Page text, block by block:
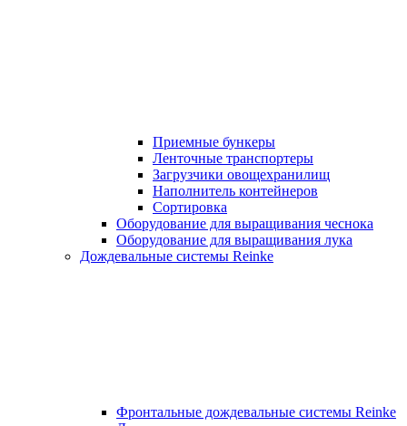
Приемные бункеры
Ленточные транспортеры
Загрузчики овощехранилищ
Наполнитель контейнеров
Сортировка
Оборудование для выращивания чеснока
Оборудование для выращивания лука
Дождевальные системы Reinke
Фронтальные дождевальные системы Reinke